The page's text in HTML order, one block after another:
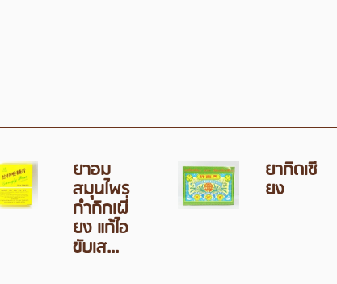
ยาอม
สมุนไพร
กำกิกเผี่
ยง แก้ไอ
ขับเส...
ยากิ๊ดเซี้
ยง